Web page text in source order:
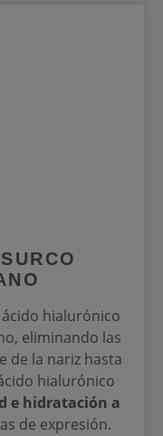
hialurónico
eliminando las
de la nariz hasta
hialurónico
e hidratación a
de expresión.